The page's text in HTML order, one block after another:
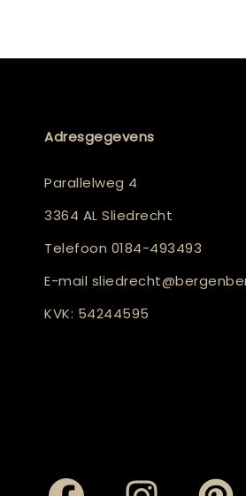
Adresgegevens
Parallelweg 4
3364 AL Sliedrecht
Telefoon 0184-493493
E-mail
KVK: 54244595